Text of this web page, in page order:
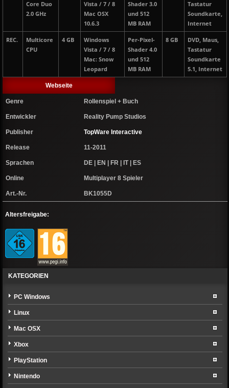
Core Duo
2.0 GHz
Vista / 7 / 8
Mac OSX
10.6.3
Shader 3.0
und 512
MB RAM
Tastatur
Soundkarte,
Internet
REC.
Multicore
CPU
4 GB
Windows
Vista / 7 / 8
Mac: Snow
Leopard
Per-Pixel-
Shader 4.0
und 512
MB RAM
8 GB
DVD, Maus,
Tastatur
Soundkarte
5.1, Internet
Webseite
Genre Rollenspiel + Buch
Entwickler Reality Pump Studios
Publisher TopWare Interactive
Release 11-2011
Sprachen DE | EN | FR | IT | ES
Online Multiplayer 8 Spieler
Art.-Nr. BK1055D
Altersfreigabe:
KATEGORIEN
PC Windows
Linux
Mac OSX
Xbox
PlayStation
Nintendo